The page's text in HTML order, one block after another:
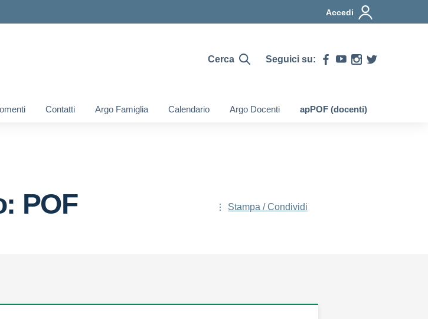
Accedi
Cerca Seguici su:
Contatti Argo Famiglia Calendario Argo Docenti apPOF (docenti)
POF Stampa / Condividi